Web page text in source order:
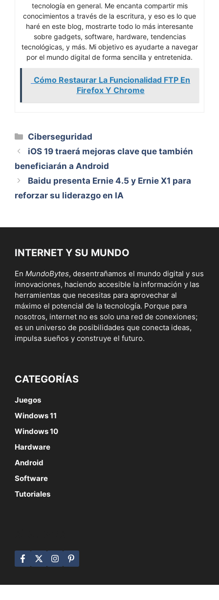
tecnología en general. Me encanta compartir mis
conocimientos a través de la escritura, y eso es lo que
haré en este blog, mostrarte todo lo más interesante
sobre gadgets, software, hardware, tendencias
tecnológicas, y más. Mi objetivo es ayudarte a navegar
por el mundo digital de forma sencilla y entretenida.
Cómo Restaurar La Funcionalidad FTP En
Firefox Y Chrome
Categorías
Ciberseguridad
iOS 19 traerá mejoras clave que también
beneficiarán a Android
Baidu presenta Ernie 4.5 y Ernie X1 para
reforzar su liderazgo en IA
INTERNET Y SU MUNDO
En MundoBytes, desentrañamos el mundo digital y sus
innovaciones, haciendo accesible la información y las
herramientas que necesitas para aprovechar al
máximo el potencial de la tecnología. Porque para
nosotros, internet no es solo una red de conexiones;
es un universo de posibilidades que conecta ideas,
impulsa sueños y construye el futuro.
CATEGORÍAS
Juegos
Windows 11
Windows 10
Hardware
Android
Software
Tutoriales